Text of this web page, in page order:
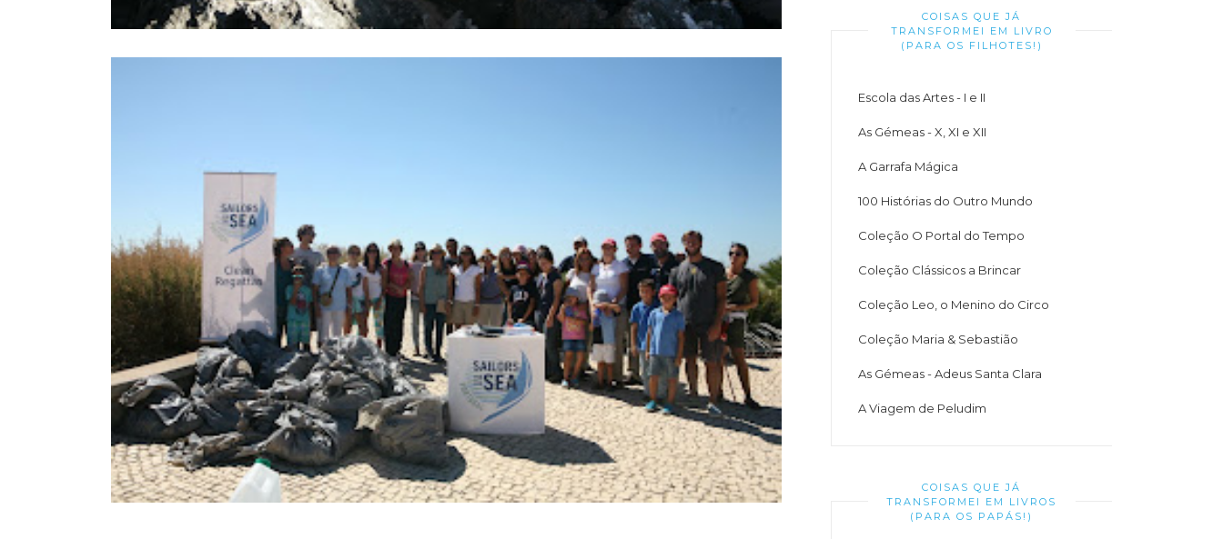
COISAS QUE JÁ
TRANSFORMEI EM LIVRO
(PARA OS FILHOTES!)
Escola das Artes - I e II
As Gémeas - X, XI e XII
A Garrafa Mágica
100 Histórias do Outro Mundo
Coleção O Portal do Tempo
Coleção Clássicos a Brincar
Coleção Leo, o Menino do Circo
Coleção Maria & Sebastião
As Gémeas - Adeus Santa Clara
A Viagem de Peludim
COISAS QUE JÁ
TRANSFORMEI EM LIVROS
(PARA OS PAPÁS!)